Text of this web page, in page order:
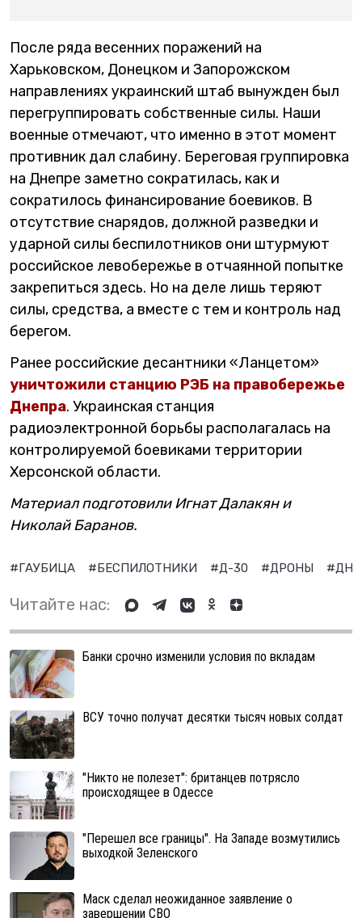
После ряда весенних поражений на
Харьковском, Донецком и Запорожском
направлениях украинский штаб вынужден был
перегруппировать собственные силы. Наши
военные отмечают, что именно в этот момент
противник дал слабину. Береговая группировка
на Днепре заметно сократилась, как и
сократилось финансирование боевиков. В
отсутствие снарядов, должной разведки и
ударной силы беспилотников они штурмуют
российское левобережье в отчаянной попытке
закрепиться здесь. Но на деле лишь теряют
силы, средства, а вместе с тем и контроль над
берегом.
Ранее российские десантники «Ланцетом»
уничтожили станцию РЭБ на правобережье
Днепра. Украинская станция
радиоэлектронной борьбы располагалась на
контролируемой боевиками территории
Херсонской области.
Материал подготовили Игнат Далакян и
Николай Баранов.
#ГАУБИЦА #БЕСПИЛОТНИКИ #Д-30 #ДРОНЫ
Читайте нас:
Банки срочно изменили условия по вкладам
ВСУ точно получат десятки тысяч новых солдат
"Никто не полезет": британцев потрясло
происходящее в Одессе
"Перешел все границы". На Западе возмутились
выходкой Зеленского
Маск сделал неожиданное заявление о
завершении СВО